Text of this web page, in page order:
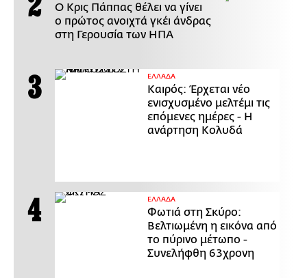
Ο Κρις Πάππας θέλει να γίνει
ο πρώτος ανοιχτά γκέι άνδρας
στη Γερουσία των ΗΠΑ
ΕΛΛΑΔΑ
Καιρός: Έρχεται νέο
ενισχυσμένο μελτέμι τις
επόμενες ημέρες - Η
ανάρτηση Κολυδά
ΕΛΛΑΔΑ
Φωτιά στη Σκύρο:
Βελτιωμένη η εικόνα από
το πύρινο μέτωπο -
Συνελήφθη 63χρονη